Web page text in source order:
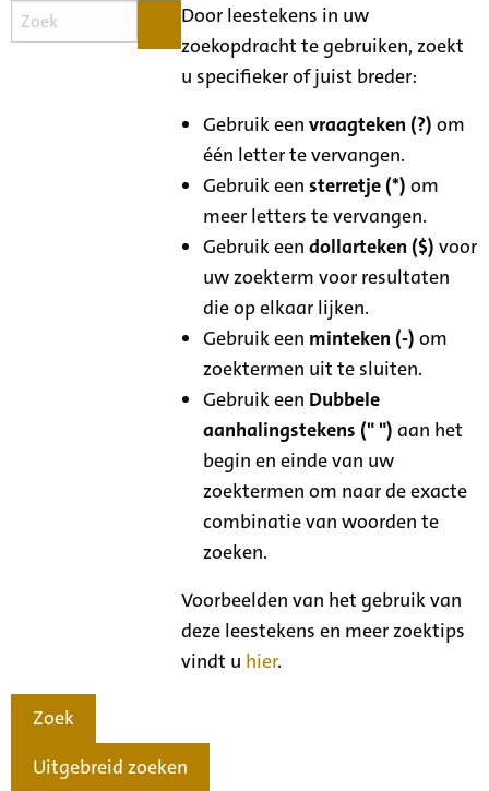
Door leestekens in uw
zoekopdracht te gebruiken, zoekt
u specifieker of juist breder:
Gebruik eenvraagteken (?) om
één letter te vervangen.
Gebruik eensterretje (*) om
meer letters te vervangen.
Gebruik eendollarteken ($) voor
uw zoekterm voor resultaten
die op elkaar lijken.
Gebruik een minteken (-) om
zoektermen uit te sluiten.
Gebruik een Dubbele
aanhalingstekens (" ") aan het
begin en einde van uw
zoektermen om naar de exacte
combinatie van woorden te
zoeken.
Voorbeelden van het gebruik van
deze leestekens en meer zoektips
vindt u hier.
Zoek
Uitgebreid zoeken